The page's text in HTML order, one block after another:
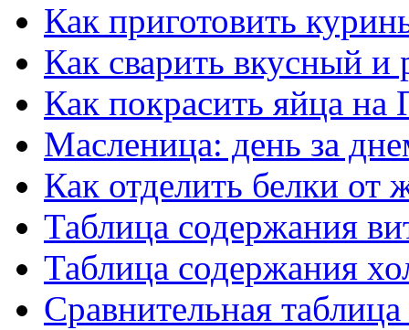
Как приготовить
Как сварить вкусный и
Как покрасить яйца на
Масленица: день за
Как отделить белки от
Таблица содержания
Таблица содержания
Сравнительная